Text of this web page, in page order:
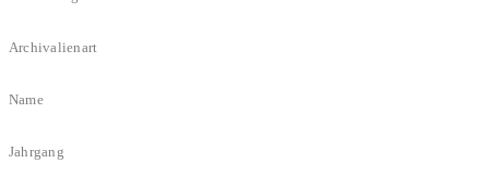
Archivalienart
Name
Jahrgang